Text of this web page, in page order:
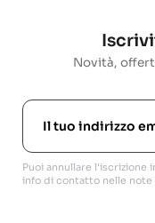
Novità,
Puoi annullare l'iscrizione
info di contatto nelle note